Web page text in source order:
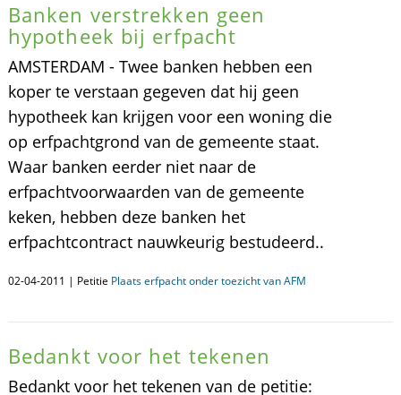
Banken verstrekken geen
hypotheek bij erfpacht
AMSTERDAM - Twee banken hebben een
koper te verstaan gegeven dat hij geen
hypotheek kan krijgen voor een woning die
op erfpachtgrond van de gemeente staat.
Waar banken eerder niet naar de
erfpachtvoorwaarden van de gemeente
keken, hebben deze banken het
erfpachtcontract nauwkeurig bestudeerd..
02-04-2011 | Petitie Plaats erfpacht onder toezicht van AFM
Bedankt voor het tekenen
Bedankt voor het tekenen van de petitie: